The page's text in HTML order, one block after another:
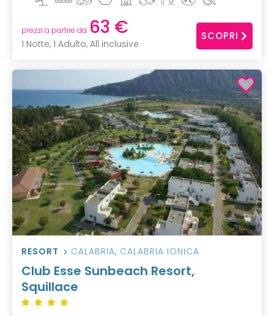
prezzi a partire da 63 €
1 Notte, 1 Adulto, All inclusive
SCOPRI
RESORT CALABRIA, CALABRIA IONICA
Club Esse Sunbeach Resort,
Squillace